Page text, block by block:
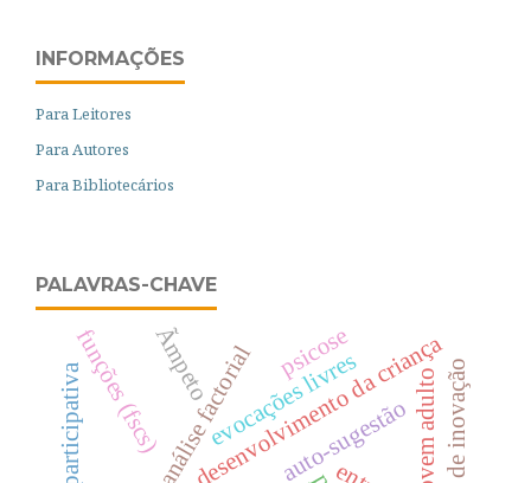
INFORMAÇÕES
Para Leitores
Para Autores
Para Bibliotecários
PALAVRAS-CHAVE
auto-sugestão
desenvolvimento da criança
análise factorialevocações livres jovem adulto
funções (fscs) psicose
Ãmpeto